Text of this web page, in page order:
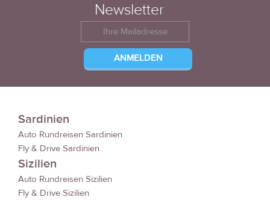
Newsletter
Sardinien
Auto Rundreisen Sardinien
Fly & Drive Sardinien
Sizilien
Auto Rundreisen Sizilien
Fly & Drive Sizilien